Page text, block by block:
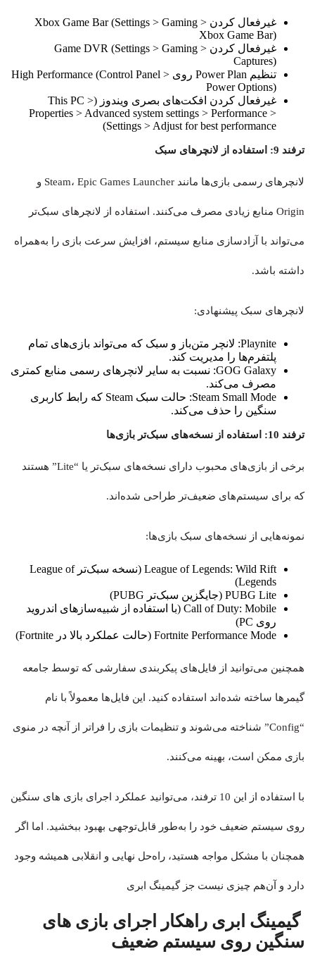
غیرفعال کردن Xbox Game Bar (Settings > Gaming >
Xbox Game Bar)
غیرفعال کردن Game DVR (Settings > Gaming >
Captures)
تنظیم Power Plan روی High Performance (Control Panel >
Power Options)
غیرفعال کردن افکت‌های بصری ویندوز (This PC >
Properties > Advanced system settings > Performance >
Settings > Adjust for best performance)
ترفند 9: استفاده از لانچرهای سبک
لانچرهای رسمی بازی‌ها مانند Steam، Epic Games Launcher و
Origin منابع زیادی مصرف می‌کنند. استفاده از لانچرهای سبک‌تر
می‌تواند با آزادسازی منابع سیستم، افزایش سرعت بازی را به‌همراه
داشته باشد.
لانچرهای سبک پیشنهادی:
Playnite: لانچر متن‌باز و سبک که می‌تواند بازی‌های تمام
پلتفرم‌ها را مدیریت کند.
GOG Galaxy: نسبت به سایر لانچرهای رسمی منابع کمتری
مصرف می‌کند.
Steam Small Mode: حالت سبک Steam که رابط کاربری
سنگین را حذف می‌کند.
ترفند 10: استفاده از نسخه‌های سبک‌تر بازی‌ها
برخی از بازی‌های محبوب دارای نسخه‌های سبک‌تر یا “Lite” هستند
که برای سیستم‌های ضعیف‌تر طراحی شده‌اند.
نمونه‌هایی از نسخه‌های سبک بازی‌ها:
League of Legends: Wild Rift (نسخه سبک‌تر League of
Legends)
PUBG Lite (جایگزین سبک‌تر PUBG)
Call of Duty: Mobile (با استفاده از شبیه‌سازهای اندروید
روی PC)
Fortnite Performance Mode (حالت عملکرد بالا در Fortnite)
همچنین می‌توانید از فایل‌های پیکربندی سفارشی که توسط جامعه
گیمرها ساخته شده‌اند استفاده کنید. این فایل‌ها معمولاً با نام
“Config” شناخته می‌شوند و تنظیمات بازی را فراتر از آنچه در منوی
بازی ممکن است، بهینه می‌کنند.
با استفاده از این 10 ترفند، می‌توانید عملکرد اجرای بازی های سنگین
روی سیستم ضعیف خود را به‌طور قابل‌توجهی بهبود ببخشید. اما اگر
همچنان با مشکل مواجه هستید، راه‌حل نهایی و انقلابی همیشه وجود
دارد و آن‌هم چیزی نیست جز گیمینگ ابری
گیمینگ ابری راهکار اجرای بازی های
سنگین روی سیستم ضعیف